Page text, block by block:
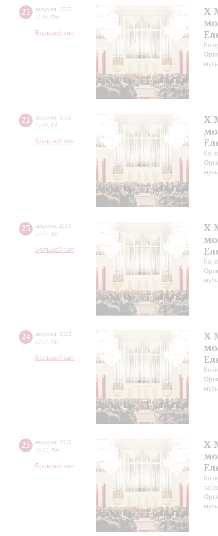
21 августа
2015
11:00 Пт
Большой зал
X
22 августа
2015
11:00 Сб
Большой зал
X
23 августа
2015
12:00 Вс
Большой зал
X
24 августа
2015
12:00 Пн
Большой зал
X
25 августа
2015
19:00 Вт
Большой зал
X